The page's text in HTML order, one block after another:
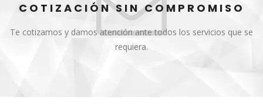
COTIZACIÓN SIN COMPROMISO
Te cotizamos y damos atención ante todos los servicios que se
requiera.